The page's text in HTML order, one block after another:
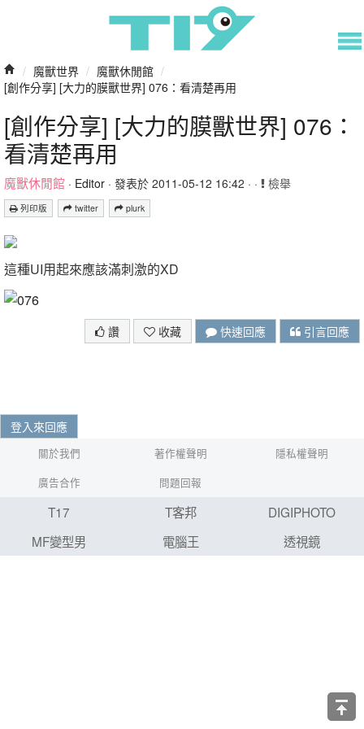
/ 魔獸世界 / 魔獸休閒館 /
[創作分享] [大力的膜獸世界] 076：看清楚再用
[創作分享] [大力的膜獸世界] 076：
看清楚再用
魔獸休閒館 · Editor · 發表於 2011-05-12 16:42 · · 檢舉
列印版 twitter plurk
這種UI用起來應該滿刺激的XD
讚 收藏 快速回應 引言回應
登入來回應
關於我們 著作權聲明
隱私權聲明
廣告合作
問題回報
T17 T客邦
DIGIPHOTO
MF變型男
電腦王 透視鏡